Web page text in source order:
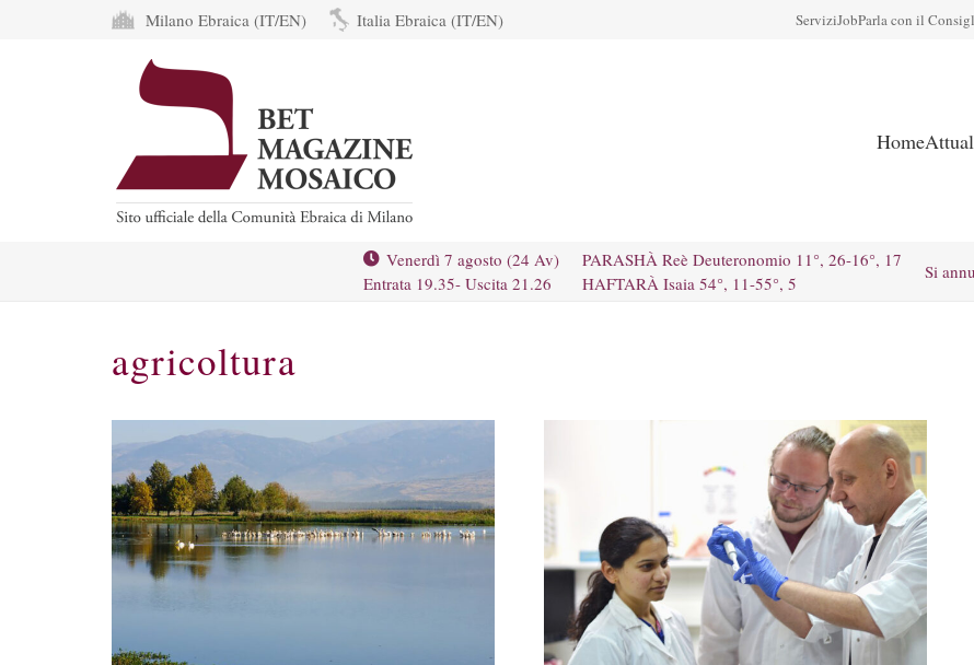
Milano Ebraica (IT/EN) Italia Ebraica (IT/EN) ServiziJobParla con il
Home
Venerdì 7 agosto (24 Av)
Entrata 19.35- Uscita 21.26
PARASHÀ Reè Deuteronomio 11°, 26-16°, 17
HAFTARÀ Isaia 54°, 11-55°, 5
Si
agricoltura